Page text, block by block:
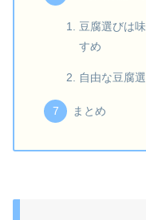
豆腐選びは
すめ
自由な豆腐
まとめ